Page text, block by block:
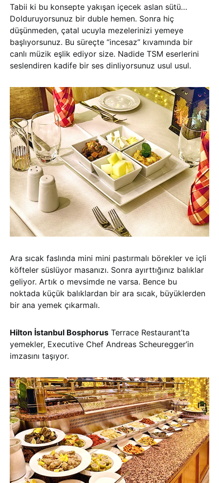
Tabii ki bu konsepte yakışan içecek aslan sütü…
Dolduruyorsunuz bir duble hemen. Sonra hiç
düşünmeden, çatal ucuyla mezelerinizi yemeye
başlıyorsunuz. Bu süreçte “incesaz” kıvamında bir
canlı müzik eşlik ediyor size. Nadide TSM eserlerini
seslendiren kadife bir ses dinliyorsunuz usul usul.
Ara sıcak faslında mini mini pastırmalı börekler ve içli
köfteler süslüyor masanızı. Sonra ayırttığınız balıklar
geliyor. Artık o mevsimde ne varsa. Bence bu
noktada küçük balıklardan bir ara sıcak, büyüklerden
bir ana yemek çıkarmalı.
Hilton İstanbul Bosphorus Terrace Restaurant’ta
yemekler, Executive Chef Andreas Scheuregger’in
imzasını taşıyor.